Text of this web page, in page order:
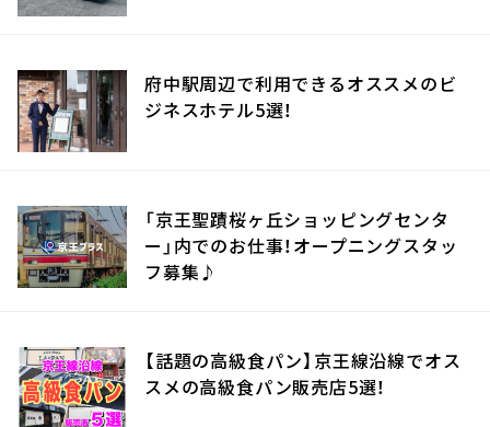
府中駅周辺で利用できるオススメのビ
ジネスホテル5選！
「京王聖蹟桜ヶ丘ショッピングセンタ
ー」内でのお仕事！オープニングスタッ
フ募集♪
【話題の高級食パン】京王線沿線でオス
スメの高級食パン販売店5選！